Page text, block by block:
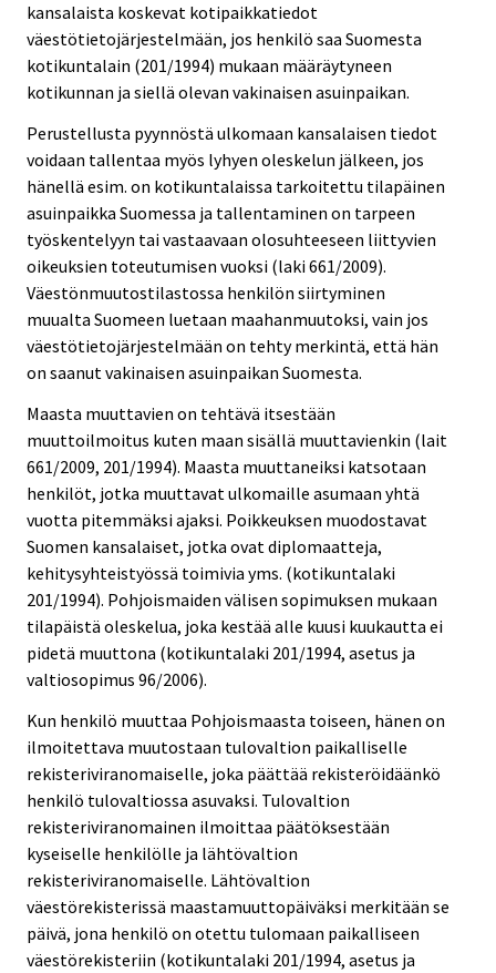
kansalaista koskevat kotipaikkatiedot
väestötietojärjestelmään, jos henkilö saa Suomesta
kotikuntalain (201/1994) mukaan määräytyneen
kotikunnan ja siellä olevan vakinaisen asuinpaikan.
Perustellusta pyynnöstä ulkomaan kansalaisen tiedot
voidaan tallentaa myös lyhyen oleskelun jälkeen, jos
hänellä esim. on kotikuntalaissa tarkoitettu tilapäinen
asuinpaikka Suomessa ja tallentaminen on tarpeen
työskentelyyn tai vastaavaan olosuhteeseen liittyvien
oikeuksien toteutumisen vuoksi (laki 661/2009).
Väestönmuutostilastossa henkilön siirtyminen
muualta Suomeen luetaan maahanmuutoksi, vain jos
väestötietojärjestelmään on tehty merkintä, että hän
on saanut vakinaisen asuinpaikan Suomesta.
Maasta muuttavien on tehtävä itsestään
muuttoilmoitus kuten maan sisällä muuttavienkin (lait
661/2009, 201/1994). Maasta muuttaneiksi katsotaan
henkilöt, jotka muuttavat ulkomaille asumaan yhtä
vuotta pitemmäksi ajaksi. Poikkeuksen muodostavat
Suomen kansalaiset, jotka ovat diplomaatteja,
kehitysyhteistyössä toimivia yms. (kotikuntalaki
201/1994). Pohjoismaiden välisen sopimuksen mukaan
tilapäistä oleskelua, joka kestää alle kuusi kuukautta ei
pidetä muuttona (kotikuntalaki 201/1994, asetus ja
valtiosopimus 96/2006).
Kun henkilö muuttaa Pohjoismaasta toiseen, hänen on
ilmoitettava muutostaan tulovaltion paikalliselle
rekisteriviranomaiselle, joka päättää rekisteröidäänkö
henkilö tulovaltiossa asuvaksi. Tulovaltion
rekisteriviranomainen ilmoittaa päätöksestään
kyseiselle henkilölle ja lähtövaltion
rekisteriviranomaiselle. Lähtövaltion
väestörekisterissä maastamuuttopäiväksi merkitään se
päivä, jona henkilö on otettu tulomaan paikalliseen
väestörekisteriin (kotikuntalaki 201/1994, asetus ja